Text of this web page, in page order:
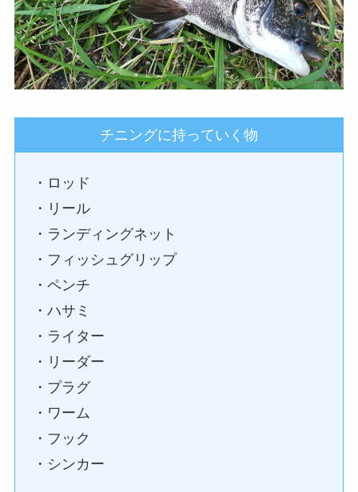
チニングに持っていく物
・ロッド
・リール
・ランディングネット
・フィッシュグリップ
・ペンチ
・ハサミ
・ライター
・リーダー
・プラグ
・ワーム
・フック
・シンカー